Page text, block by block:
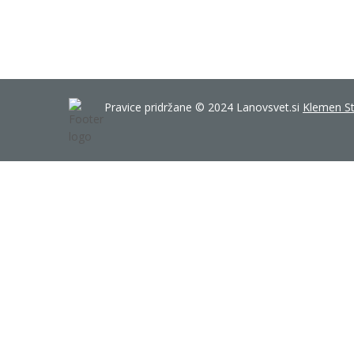
Pravice pridržane © 2024 Lanovsvet.si Klemen